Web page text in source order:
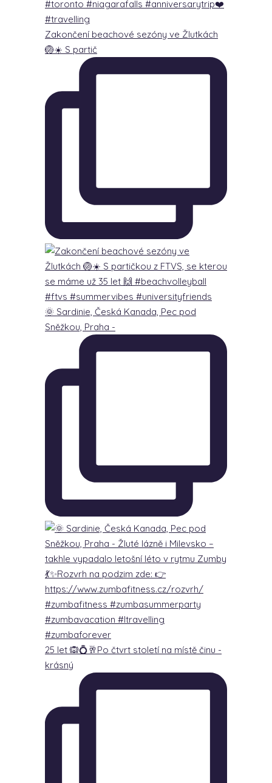
Zakončení beachové sezóny ve Žlutkách
🏐☀️ S partič
🌞 Sardinie, Česká Kanada, Pec pod
Sněžkou, Praha -
25 let 🙉💍🥂Po čtvrt století na místě činu -
krásný